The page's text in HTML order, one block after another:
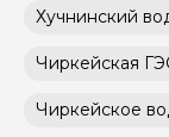
Хучнинский
Чиркейская
Чиркейское